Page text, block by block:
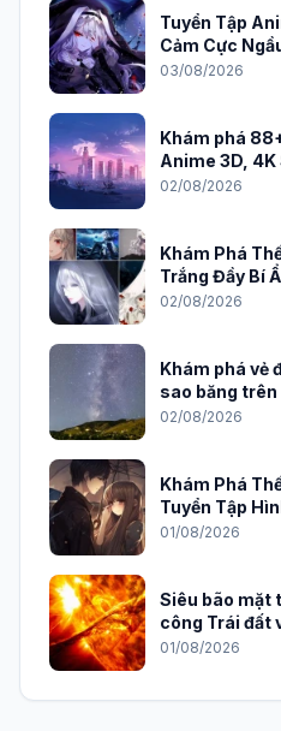
Tuyển Tập
Cảm Cực
03/08/2026
Khám phá
Anime 3D, 4K
02/08/2026
Khám Phá
Trắng Đầy Bí
02/08/2026
Khám phá vẻ
sao băng
02/08/2026
Khám Phá
Tuyển Tập
2026
01/08/2026
Siêu bão mặt
công Trái đất
01/08/2026